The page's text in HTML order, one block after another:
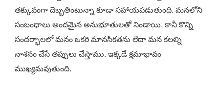
తక్కువంగా దెబ్బతింటున్నా కూడా సహాయపడుతుంది. మనలోని
సంబంధాలు అందమైన అనుభూతులతో నిండాయి, కానీ కొన్ని
సందర్భాలలో మనం ఒకరి మానసికతను లేదా మన కలల్ని
నాశనం చేసే తప్పులు చేస్తాము. ఇక్కడే క్షమాభావం
ముఖ్యమవుతుంది.